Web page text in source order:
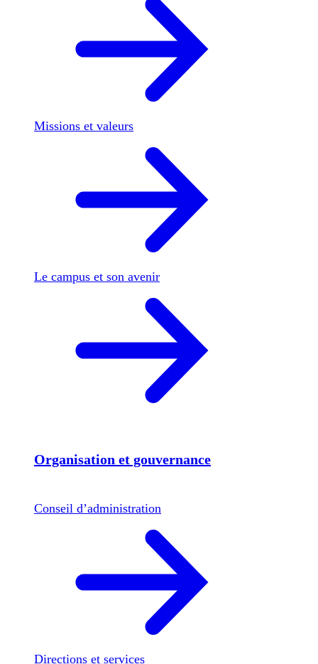
Missions et valeurs
Le campus et son avenir
Organisation et gouvernance
Conseil d’administration
Directions et services